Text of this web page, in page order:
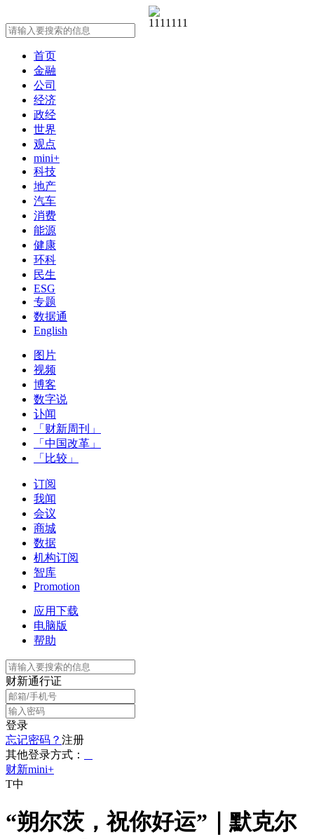
首页
金融
公司
经济
政经
世界
观点
mini+
科技
地产
汽车
消费
能源
健康
环科
民生
ESG
专题
数据通
English
图片
视频
博客
数字说
讣闻
「财新周刊」
「中国改革」
「比较」
订阅
我闻
会议
商城
数据
机构订阅
智库
Promotion
应用下载
电脑版
帮助
财新通行证
登录
忘记密码？ 注册
其他登录方式：
财新mini+
T中
“朔尔茨，祝你好运”｜默克尔